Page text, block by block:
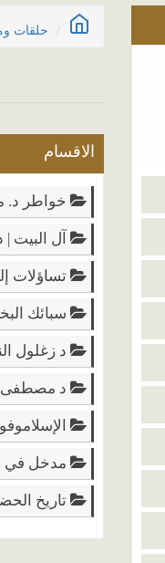
حلقات
الاقسام
خواطر د.
آل البيت
تساؤلات
سبائك
د زغلول
د مصطفى
مدخل في
تاريخ